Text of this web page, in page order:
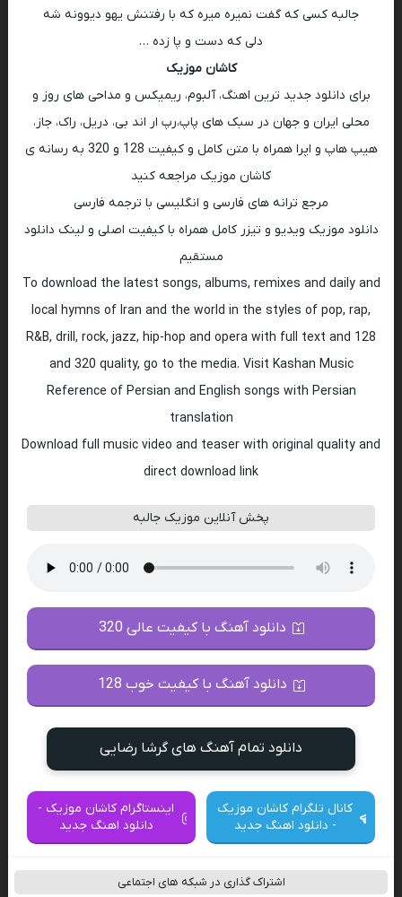
جالبه کسی که گفت نمیره میره که با رفتنش یهو دیوونه شه
دلی که دست و پا زده …
کاشان موزیک
برای دانلود جدید ترین اهنگ، آلبوم، ریمیکس و مداحی های روز و
محلی ایران و جهان در سبک های پاپ،رپ ار اند بی، دریل، راک، جاز،
هیپ هاپ و اپرا همراه با متن کامل و کیفیت 128 و 320 به رسانه ی
کاشان موزیک مراجعه کنید
مرجع ترانه های فارسی و انگلیسی با ترجمه فارسی
دانلود موزیک ویدیو و تیزر کامل همراه با کیفیت اصلی و لینک دانلود
مستقیم
To download the latest songs, albums, remixes and daily and
local hymns of Iran and the world in the styles of pop, rap,
R&B, drill, rock, jazz, hip-hop and opera with full text and 128
and 320 quality, go to the media. Visit Kashan Music
Reference of Persian and English songs with Persian
translation
Download full music video and teaser with original quality and
direct download link
پخش آنلاین موزیک جالبه
دانلود آهنگ با کیفیت عالی 320
دانلود آهنگ با کیفیت خوب 128
دانلود تمام آهنگ های گرشا رضایی
کانال تلگرام کاشان موزیک
- دانلود اهنگ جدید
اینستاگرام کاشان موزیک -
دانلود اهنگ جدید
اشتراک گذاری در شبکه های اجتماعی